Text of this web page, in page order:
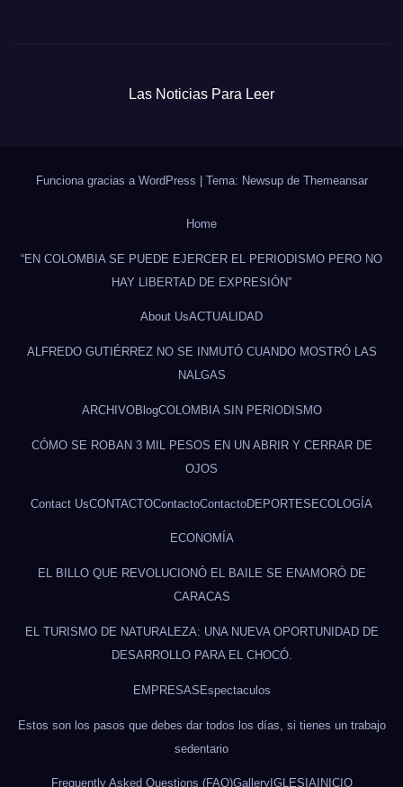
Las Noticias Para Leer
Funciona gracias a WordPress | Tema: Newsup de Themeansar
Home
“EN COLOMBIA SE PUEDE EJERCER EL PERIODISMO PERO NO
HAY LIBERTAD DE EXPRESIÓN”
About UsACTUALIDAD
ALFREDO GUTIÉRREZ NO SE INMUTÓ CUANDO MOSTRÓ LAS
NALGAS
ARCHIVOBlogCOLOMBIA SIN PERIODISMO
CÓMO SE ROBAN 3 MIL PESOS EN UN ABRIR Y CERRAR DE
OJOS
Contact UsCONTACTOContactoContactoDEPORTESECOLOGÍA
ECONOMÍA
EL BILLO QUE REVOLUCIONÓ EL BAILE SE ENAMORÓ DE
CARACAS
EL TURISMO DE NATURALEZA: UNA NUEVA OPORTUNIDAD DE
DESARROLLO PARA EL CHOCÓ.
EMPRESASEspectaculos
Estos son los pasos que debes dar todos los días, si tienes un trabajo
sedentario
Frequently Asked Questions (FAQ)GalleryIGLESIAINICIO